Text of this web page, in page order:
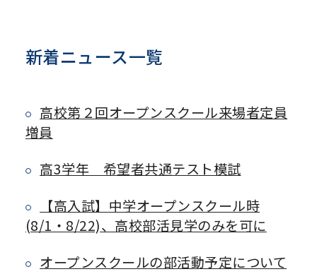
新着ニュース一覧
高校第２回オープンスクール来場者定員
増員
高3学年 希望者共通テスト模試
【高入試】中学オープンスクール時
(8/1・8/22)、高校部活見学のみを可に
オープンスクールの部活動予定について